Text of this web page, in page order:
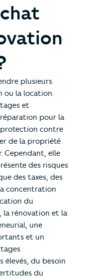
plusieurs
ou la location.
et
pour la
protection contre
de la propriété
Cependant, elle
des risques
des taxes, des
concentration
du
la rénovation et la
une
et un
élevés, du besoin
du